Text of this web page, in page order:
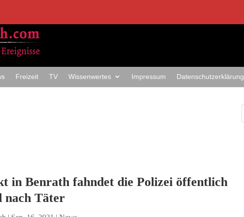
Freizeit TV Wissenwertes Impressum Datenschutzerklärung
in Benrath fahndet die Polizei öffentlich
nach Täter